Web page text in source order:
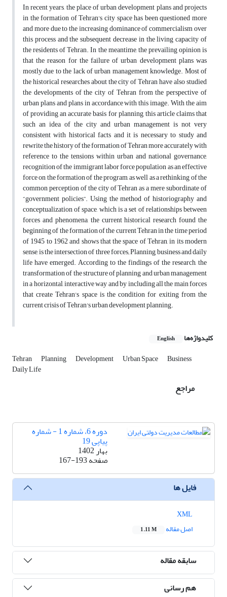
In recent years, the place of urban development plans and projects
in the formation of Tehran's city space has been questioned more
and more due to the increasing dominance of commercialism over
this process and the subsequent decrease in the living capacity of
the residents of Tehran. In the meantime, the prevailing opinion is
that the reason for the failure of urban development plans was
mostly due to the lack of urban management knowledge. Most of
the historical researches about the city of Tehran have also studied
the developments of the city of Tehran from the perspective of
urban plans and plans in accordance with this image. With the aim
of providing an accurate basis for planning, this article claims that
such an idea of the city and urban management is not very
consistent with historical facts and it is necessary to study and
rewrite the history of the formation of Tehran more accurately with
reference to the tensions within urban and national governance,
recognition of the immigrant labor force population as an effective
force on the formation of the program, as well as a rethinking of the
common perception of the city of Tehran as a mere subordinate of
“government policies”. Using the method of historiography and
conceptualization of space, which is a set of relationships between
forces and phenomena, the current historical research found the
beginning of the formation of the current Tehran in the time period
of 1945 to 1962 and shows that the space of Tehran, in its modern
sense, is the intersection of three forces; Planning, business and daily
life have emerged. According to the findings of the research, the
transformation of the structure of planning and urban management
in a horizontal, interactive way and by including all the main forces
that create Tehran's space is the condition for exiting from the
current crisis of Tehran's urban development planning.
کلیدواژه‌ها English
Tehran Planning Development Urban Space Business
Daily Life
مراجع
دوره 6، شماره 1 - شماره
پیاپی 19
بهار 1402
صفحه167-193
فایل ها
اصل مقاله
1.11 M
سابقه مقاله
هم رسانی